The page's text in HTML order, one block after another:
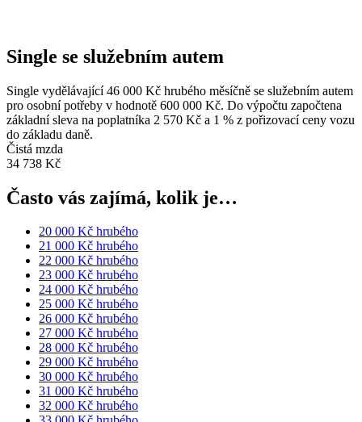
Single se služebním autem
Single vydělávající 46 000 Kč hrubého měsíčně se služebním autem
pro osobní potřeby v hodnotě 600 000 Kč. Do výpočtu započtena
základní sleva na poplatníka 2 570 Kč a 1 % z pořizovací ceny vozu
do základu daně.
Čistá mzda
34 738 Kč
Často vás zajímá, kolik je…
20 000 Kč hrubého
21 000 Kč hrubého
22 000 Kč hrubého
23 000 Kč hrubého
24 000 Kč hrubého
25 000 Kč hrubého
26 000 Kč hrubého
27 000 Kč hrubého
28 000 Kč hrubého
29 000 Kč hrubého
30 000 Kč hrubého
31 000 Kč hrubého
32 000 Kč hrubého